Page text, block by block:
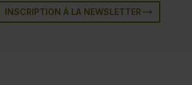
INSCRIPTION À LA NEWSLETTER